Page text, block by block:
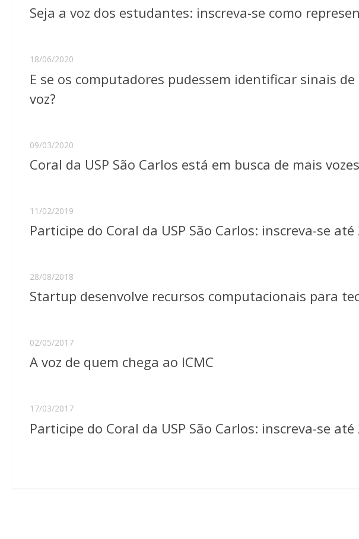
Seja a voz dos estudantes: inscreva-se como
18/06/2020
E se os computadores pudessem identificar sinais
voz?
09/03/2020
Coral da USP São Carlos está em busca de mais
11/02/2019
Participe do Coral da USP São Carlos: inscreva-se
28/08/2018
Startup desenvolve recursos computacionais para
02/05/2017
A voz de quem chega ao ICMC
17/03/2017
Participe do Coral da USP São Carlos: inscreva-se